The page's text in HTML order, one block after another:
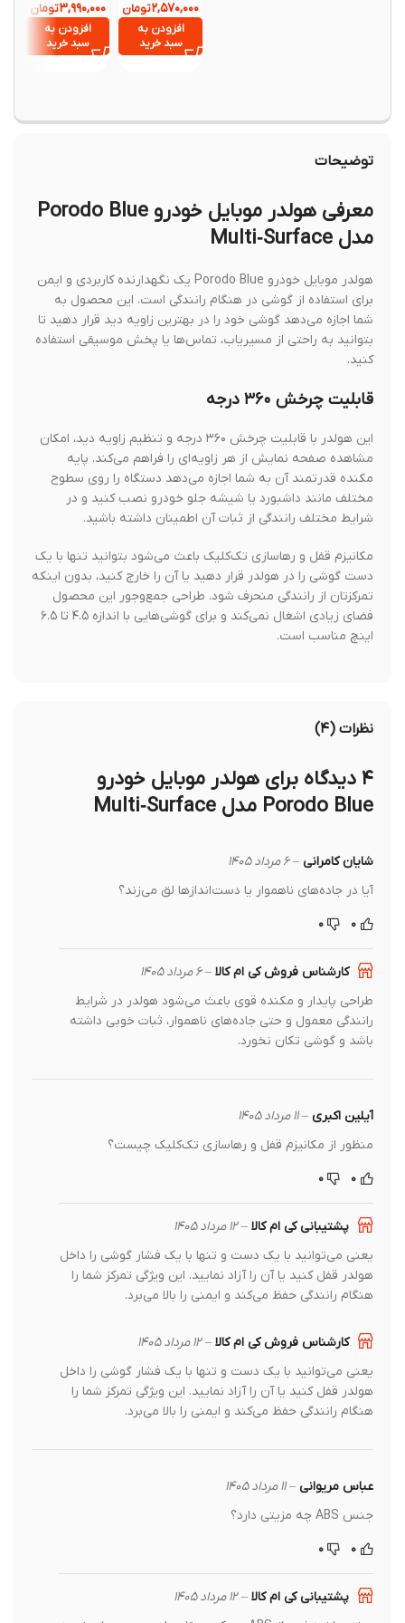
Eject Phone
Charger)
۲,۵۷۰,۰۰۰تومان
افزودن به
سبد خرید
FONGKE مدل
YY001
۳,۹۹۰,۰۰۰تومان
افزودن به
سبد خرید
توضیحات
معرفی هولدر موبایل خودرو Porodo Blue
مدل Multi‑Surface
هولدر موبایل خودرو Porodo Blue یک نگهدارنده کاربردی و ایمن
برای استفاده از گوشی در هنگام رانندگی است. این محصول به
شما اجازه می‌دهد گوشی خود را در بهترین زاویه دید قرار دهید تا
بتوانید به راحتی از مسیریاب، تماس‌ها یا پخش موسیقی استفاده
کنید.
قابلیت چرخش ۳۶۰ درجه
این هولدر با قابلیت چرخش ۳۶۰ درجه و تنظیم زاویه دید، امکان
مشاهده صفحه نمایش از هر زاویه‌ای را فراهم می‌کند. پایه
مکنده قدرتمند آن به شما اجازه می‌دهد دستگاه را روی سطوح
مختلف مانند داشبورد یا شیشه جلو خودرو نصب کنید و در
شرایط مختلف رانندگی از ثبات آن اطمینان داشته باشید.
مکانیزم قفل و رهاسازی تک‌کلیک باعث می‌شود بتوانید تنها با یک
دست گوشی را در هولدر قرار دهید یا آن را خارج کنید، بدون اینکه
تمرکزتان از رانندگی منحرف شود. طراحی جمع‌وجور این محصول
فضای زیادی اشغال نمی‌کند و برای گوشی‌هایی با اندازه ۴.۵ تا ۶.۵
اینچ مناسب است.
نظرات (۴)
هولدر موبایل خودرو
Porodo Blue مدل Multi‑Surface
شایان کامرانی– ۶ مرداد ۱۴۰۵
آیا در جاده‌های ناهموار یا دست‌اندازها لق می‌زند؟
کارشناس فروش کی ام کالا– ۶ مرداد ۱۴۰۵
طراحی پایدار و مکنده قوی باعث می‌شود هولدر در شرایط
رانندگی معمول و حتی جاده‌های ناهموار، ثبات خوبی داشته
باشد و گوشی تکان نخورد.
آیلین اکبری– ۱۱ مرداد ۱۴۰۵
منظور از مکانیزم قفل و رهاسازی تک‌کلیک چیست؟
پشتیبانی کی ام کالا– ۱۲ مرداد ۱۴۰۵
یعنی می‌توانید با یک دست و تنها با یک فشار گوشی را داخل
هولدر قفل کنید یا آن را آزاد نمایید. این ویژگی تمرکز شما را
هنگام رانندگی حفظ می‌کند و ایمنی را بالا می‌برد.
کارشناس فروش کی ام کالا– ۱۲ مرداد ۱۴۰۵
یعنی می‌توانید با یک دست و تنها با یک فشار گوشی را داخل
هولدر قفل کنید یا آن را آزاد نمایید. این ویژگی تمرکز شما را
هنگام رانندگی حفظ می‌کند و ایمنی را بالا می‌برد.
عباس مریوانی– ۱۱ مرداد ۱۴۰۵
جنس ABS چه مزیتی دارد؟
پشتیبانی کی ام کالا– ۱۲ مرداد ۱۴۰۵